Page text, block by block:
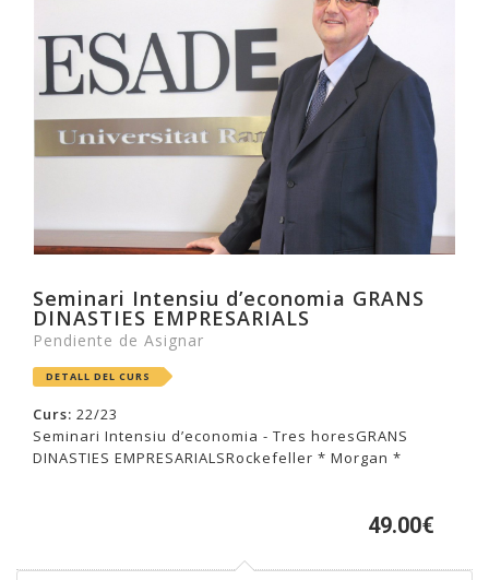
Seminari Intensiu d’economia GRANS
DINASTIES EMPRESARIALS
Pendiente de Asignar
DETALL DEL CURS
Curs: 22/23
Seminari Intensiu d’economia - Tres horesGRANS
DINASTIES EMPRESARIALSRockefeller * Morgan *
49.00€